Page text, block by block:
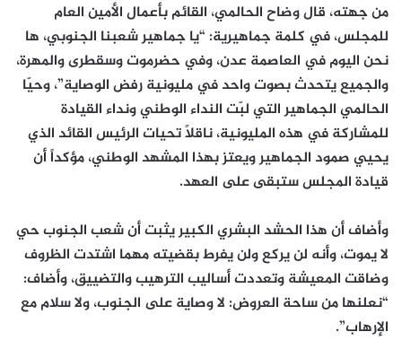
من جهته، قال وضاح الحالمي، القائم بأعمال الأمين العام
للمجلس، في كلمة جماهيرية: “يا جماهير شعبنا الجنوبي، ها
نحن اليوم في العاصمة عدن، وفي حضرموت وسقطرى والمهرة،
والجميع يتحدث بصوت واحد في مليونية رفض الوصاية”، وحيّا
الحالمي الجماهير التي لبّت النداء الوطني ونداء القيادة
للمشاركة في هذه المليونية، ناقلاً تحيات الرئيس القائد الذي
يحيي صمود الجماهير ويعتز بهذا المشهد الوطني، مؤكداً أن
قيادة المجلس ستبقى على العهد.
وأضاف أن هذا الحشد البشري الكبير يثبت أن شعب الجنوب حي
لا يموت، وأنه لن يركع ولن يفرط بقضيته مهما اشتدت الظروف
وضاقت المعيشة وتعددت أساليب الترهيب والتضييق، وأضاف:
“نعلنها من ساحة العروض: لا وصاية على الجنوب، ولا سلام مع
الإرهاب”.